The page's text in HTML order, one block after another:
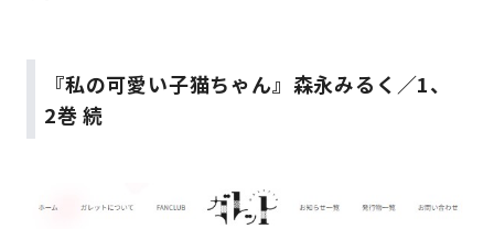
『私の可愛い子猫ちゃん』森永みるく／1、
2巻 続